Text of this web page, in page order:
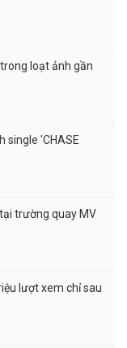
loạt ảnh gần
single 'CHASE
trường quay MV
lượt xem chỉ sau